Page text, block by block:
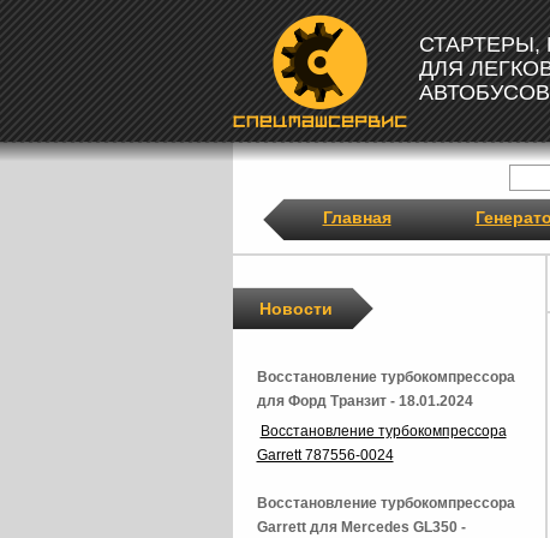
ДЛЯ
Главная
Новости
Восстановление турбокомпрессора
для Форд Транзит - 18.01.2024
Восстановление турбокомпрессора
Garrett 787556-0024
Восстановление турбокомпрессора
Garrett для Mercedes GL350 -